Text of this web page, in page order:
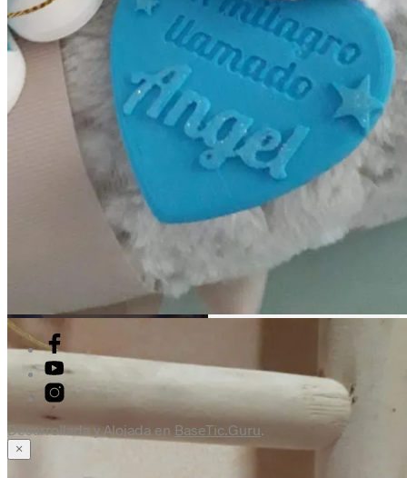
Desarrollada y Alojada en BaseTic.Guru.
×